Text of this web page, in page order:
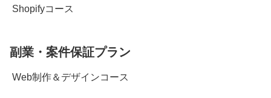
Shopifyコース
副業・案件保証プラン
Web制作＆デザインコース